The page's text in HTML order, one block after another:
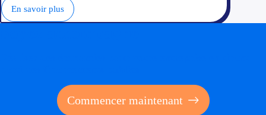
En savoir plus
Commencer maintenant